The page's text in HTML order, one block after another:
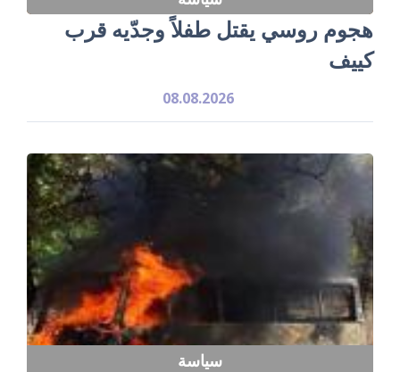
هجوم روسي يقتل طفلاً وجدّيه قرب
كييف
08.08.2026
سياسة